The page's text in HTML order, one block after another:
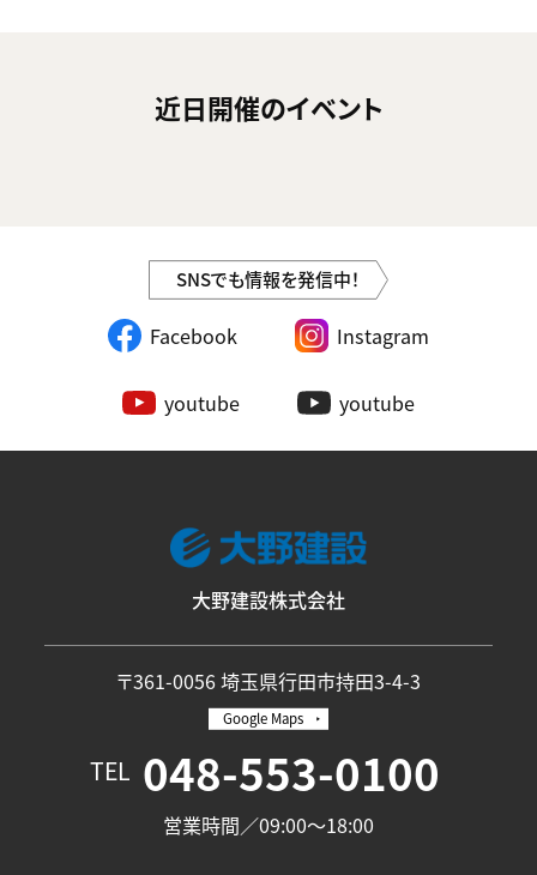
近日開催のイベント
SNSでも情報を発信中！
Facebook Instagram
youtube youtube
大野建設株式会社
〒361-0056 埼玉県行田市持田3-4-3
Google Maps
TEL 048-553-0100
営業時間／09:00〜18:00